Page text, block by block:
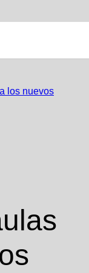
los nuevos